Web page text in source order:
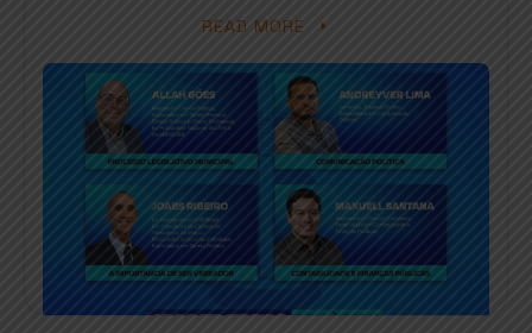
READ MORE